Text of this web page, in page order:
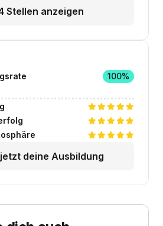
Stellen anzeigen
100%
deine Ausbildung